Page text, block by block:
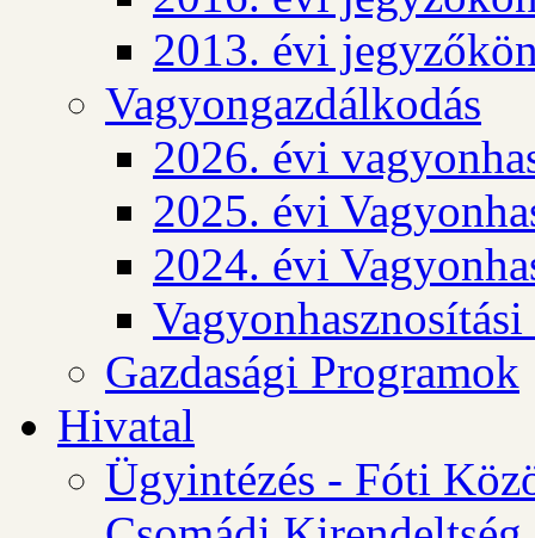
2013. évi
Vagyongazdálkodás
2026. évi
2025. évi
2024. évi
Gazdasági Programok
Hivatal
Ügyintézés - Fóti